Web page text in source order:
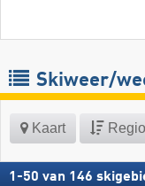
Skiweer/
Kaart
1 -50 van 146